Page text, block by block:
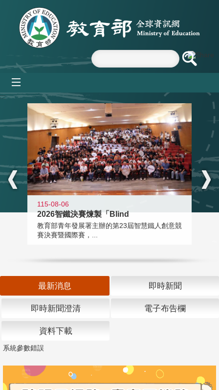
跳到主要內容區塊
:::
115-08-06
2026智鐵決賽煉製「Blind
教育部青年發展署主辦的第23屆智慧鐵人創意競
賽決賽暨國際賽，...
最新消息 即時新聞
即時新聞澄清 電子布告欄
資料下載
系統參數錯誤